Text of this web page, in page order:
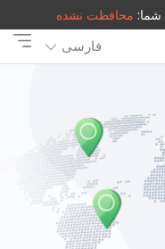
محافظت نشده
فارسی